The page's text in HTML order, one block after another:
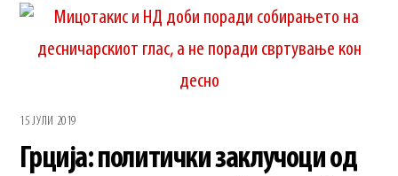
15 ЈУЛИ 2019
Грција: политички заклучоци од